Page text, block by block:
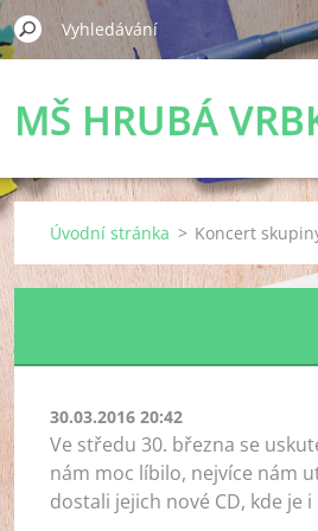
MŠ HRUBÁ
Úvodní stránka > Koncert
30.03.2016 20:42
Ve středu 30. března se
nám moc líbilo, nejvíce nám
dostali jejich nové CD, kde je